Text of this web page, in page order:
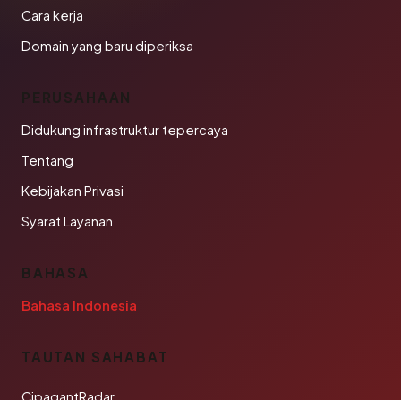
Cara kerja
Domain yang baru diperiksa
PERUSAHAAN
Didukung infrastruktur tepercaya
Tentang
Kebijakan Privasi
Syarat Layanan
BAHASA
Bahasa Indonesia
TAUTAN SAHABAT
CipagantRadar